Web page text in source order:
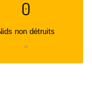
0
non détruits
=